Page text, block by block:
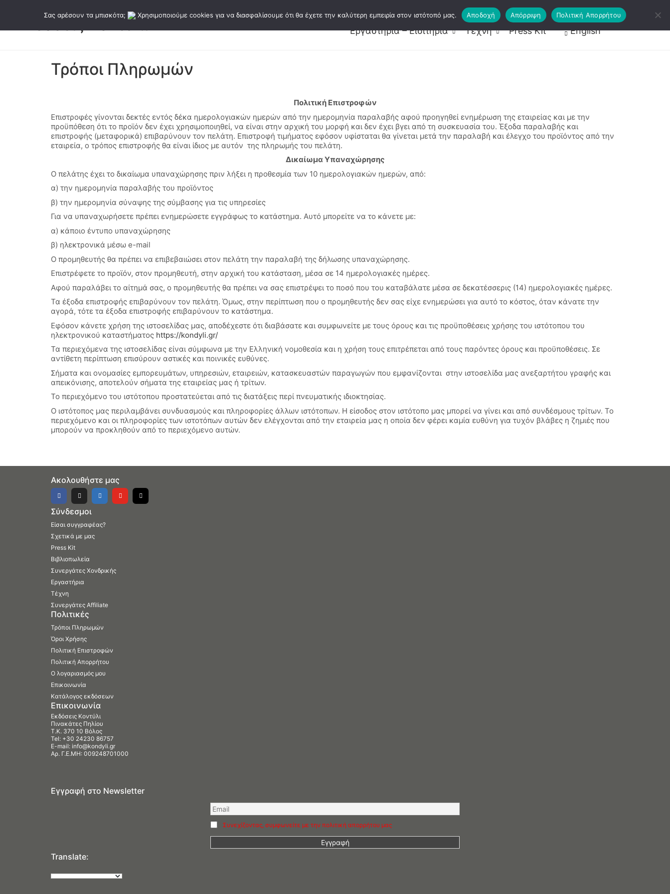
Εκδόσεις Κατάλογος εκδόσεων Συγγραφείς
Κάρτες Ψυχοθεραπείας
Εργαστήρια – Εισιτήρια
Τέχνη Press Kit English
Τρόποι Πληρωμών
Πολιτική Επιστροφών
Επιστροφές γίνονται δεκτές εντός δέκα ημερολογιακών ημερών από την ημερομηνία παραλαβής αφού προηγηθεί ενημέρωση της εταιρείας και με την
προϋπόθεση ότι το προϊόν δεν έχει χρησιμοποιηθεί, να είναι στην αρχική του μορφή και δεν έχει βγει από τη συσκευασία του. Έξοδα παραλαβής και
επιστροφής (μεταφορικά) επιβαρύνουν τον πελάτη. Επιστροφή τιμήματος εφόσον υφίσταται θα γίνεται μετά την παραλαβή και έλεγχο του προϊόντος από την
εταιρεία, ο τρόπος επιστροφής θα είναι ίδιος με αυτόν της πληρωμής του πελάτη.
Δικαίωμα Υπαναχώρησης
Ο πελάτης έχει το δικαίωμα υπαναχώρησης πριν λήξει η προθεσμία των 10 ημερολογιακών ημερών, από:
α) την ημερομηνία παραλαβής του προϊόντος
β) την ημερομηνία σύναψης της σύμβασης για τις υπηρεσίες
Για να υπαναχωρήσετε πρέπει ενημερώσετε εγγράφως το κατάστημα. Αυτό μπορείτε να το κάνετε με:
α) κάποιο έντυπο υπαναχώρησης
β) ηλεκτρονικά μέσω e-mail
Ο προμηθευτής θα πρέπει να επιβεβαιώσει στον πελάτη την παραλαβή της δήλωσης υπαναχώρησης.
Επιστρέφετε το προϊόν, στον προμηθευτή, στην αρχική του κατάσταση, μέσα σε 14 ημερολογιακές ημέρες.
Αφού παραλάβει το αίτημά σας, ο προμηθευτής θα πρέπει να σας επιστρέψει το ποσό που του καταβάλατε μέσα σε δεκατέσσερις (14) ημερολογιακές ημέρες.
Τα έξοδα επιστροφής επιβαρύνουν τον πελάτη. Όμως, στην περίπτωση που ο προμηθευτής δεν σας είχε ενημερώσει για αυτό το κόστος, όταν κάνατε την
αγορά, τότε τα έξοδα επιστροφής επιβαρύνουν το κατάστημα.
Εφόσον κάνετε χρήση της ιστοσελίδας μας, αποδέχεστε ότι διαβάσατε και συμφωνείτε με τους όρους και τις προϋποθέσεις χρήσης του ιστότοπου του
ηλεκτρονικού καταστήματος https://kondyli.gr/
Τα περιεχόμενα της ιστοσελίδας είναι σύμφωνα με την Ελληνική νομοθεσία και η χρήση τους επιτρέπεται από τους παρόντες όρους και προϋποθέσεις. Σε
αντίθετη περίπτωση επισύρουν αστικές και ποινικές ευθύνες.
Σήματα και ονομασίες εμπορευμάτων, υπηρεσιών, εταιρειών, κατασκευαστών παραγωγών που εμφανίζονται στην ιστοσελίδα μας ανεξαρτήτου γραφής και
απεικόνισης, αποτελούν σήματα της εταιρείας μας ή τρίτων.
Το περιεχόμενο του ιστότοπου προστατεύεται από τις διατάξεις περί πνευματικής ιδιοκτησίας.
Ο ιστότοπος μας περιλαμβάνει συνδυασμούς και πληροφορίες άλλων ιστότοπων. Η είσοδος στον ιστότοπο μας μπορεί να γίνει και από συνδέσμους τρίτων. Το
περιεχόμενο και οι πληροφορίες των ιστοτόπων αυτών δεν ελέγχονται από την εταιρεία μας η οποία δεν φέρει καμία ευθύνη για τυχόν βλάβες η ζημιές που
μπορούν να προκληθούν από το περιεχόμενο αυτών.
Ακολουθήστε μας
Σύνδεσμοι
Είσαι συγγραφέας?
Σχετικά με μας
Press Kit
Βιβλιοπωλεία
Συνεργάτες Χονδρικής
Εργαστήρια
Τέχνη
Συνεργάτες Affiliate
Πολιτικές
Τρόποι Πληρωμών
Όροι Χρήσης
Πολιτική Επιστροφών
Πολιτική Απορρήτου
Ο λογαριασμός μου
Επικοινωνία
Κατάλογος εκδόσεων
Επικοινωνία
Εκδόσεις Κοντύλι
Πινακάτες Πηλίου
Τ.Κ. 370 10 Βόλος
Tel: +30 24230 86757
E-mail: info@kondyli.gr
Αρ. Γ.Ε.ΜΗ: 009248701000
Εγγραφή στο Newsletter
Συνεχίζοντας, συμφωνείτε με την πολιτική απορρήτου μας
Translate:
Σας αρέσουν τα μπισκότα; Χρησιμοποιούμε cookies για να διασφαλίσουμε ότι θα έχετε την καλύτερη εμπειρία στον ιστότοπό μας. Αποδοχή Απόρριψη Πολιτική Απορρήτου